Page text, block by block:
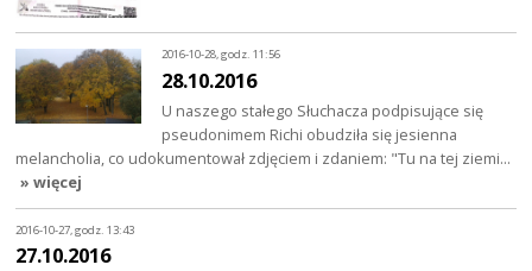
2016-10-28, godz. 11:56
28.10.2016
U naszego stałego Słuchacza podpisujące się
pseudonimem Richi obudziła się jesienna
melancholia, co udokumentował zdjęciem i zdaniem: "Tu na tej ziemi…
» więcej
2016-10-27, godz. 13:43
27.10.2016